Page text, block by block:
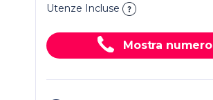
Utenze Incluse
Mostra numero